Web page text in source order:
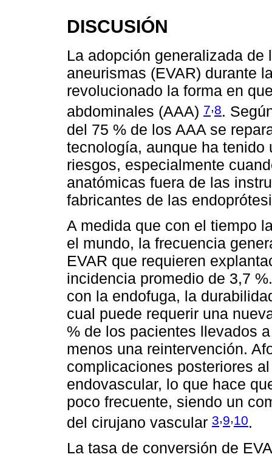
DISCUSIÓN
La adopción generalizada
aneurismas (EVAR) durante
revolucionado la forma en
abdominales (AAA) 7,8.
del 75 % de los AAA se
tecnología, aunque ha tenido
riesgos, especialmente
anatómicas fuera de las
fabricantes de las
A medida que con el tiempo
el mundo, la frecuencia
EVAR que requieren
incidencia promedio de 3,7
con la endofuga, la
cual puede requerir una
% de los pacientes llevados
menos una reintervención.
complicaciones posteriores
endovascular, lo que hace
poco frecuente, siendo un
del cirujano vascular 3,9,10.
La tasa de conversión de